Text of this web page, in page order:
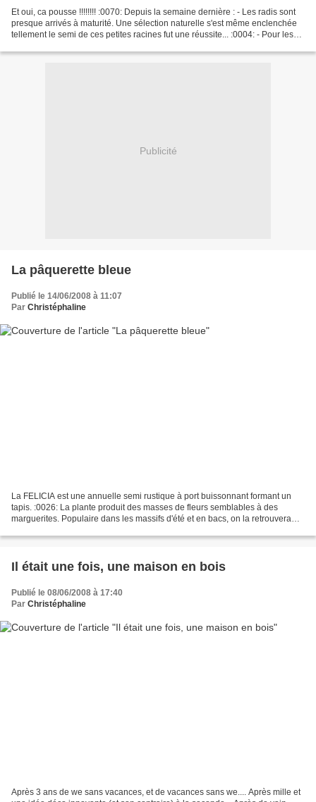
Et oui, ca pousse !!!!!!!! :0070: Depuis la semaine dernière : - Les radis sont
presque arrivés à maturité. Une sélection naturelle s'est même enclenchée
tellement le semi de ces petites racines fut une réussite... :0004: - Pour les
Publicité
La pâquerette bleue
Publié le 14/06/2008 à 11:07
Par Christéphaline
La FELICIA est une annuelle semi rustique à port buissonnant formant un
tapis. :0026: La plante produit des masses de fleurs semblables à des
marguerites. Populaire dans les massifs d'été et en bacs, on la retrouvera
Il était une fois, une maison en bois
Publié le 08/06/2008 à 17:40
Par Christéphaline
Après 3 ans de we sans vacances, et de vacances sans we.... Après mille et